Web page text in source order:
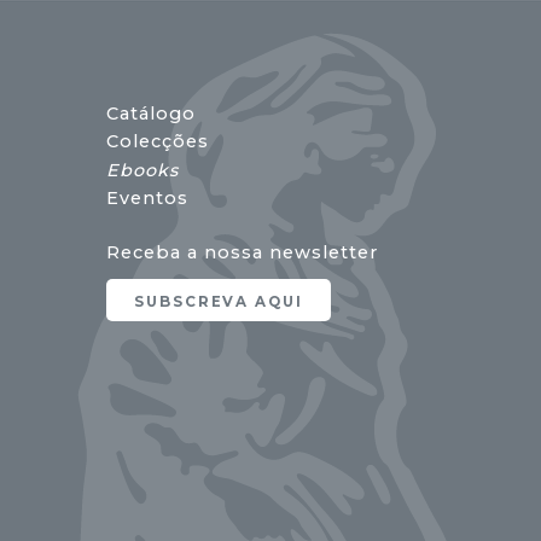
Catálogo
Colecções
Ebooks
Eventos
Receba a nossa newsletter
SUBSCREVA AQUI